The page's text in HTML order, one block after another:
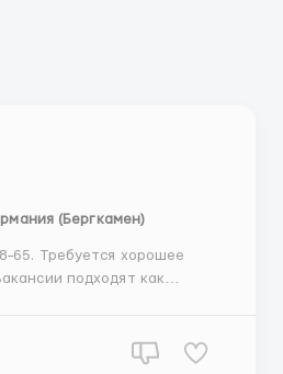
(Бергкамен)
подходят как